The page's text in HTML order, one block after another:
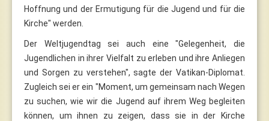
Hoffnung und der Ermutigung für die Jugend und für die
Kirche" werden.
Der Weltjugendtag sei auch eine "Gelegenheit, die
Jugendlichen in ihrer Vielfalt zu erleben und ihre Anliegen
und Sorgen zu verstehen", sagte der Vatikan-Diplomat.
Zugleich sei er ein "Moment, um gemeinsam nach Wegen
zu suchen, wie wir die Jugend auf ihrem Weg begleiten
können, um ihnen zu zeigen, dass sie in der Kirche